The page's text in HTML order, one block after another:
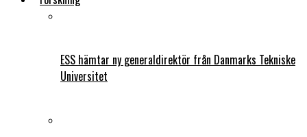
ESS hämtar ny generaldirektör från Danmarks Tekniske
Universitet